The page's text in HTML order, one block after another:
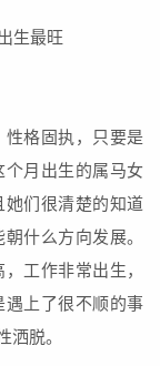
格固执，只要是
月出生的属马女
她们很清楚的知道
什么方向发展。
工作非常出生，
上了很不顺的事
脱。